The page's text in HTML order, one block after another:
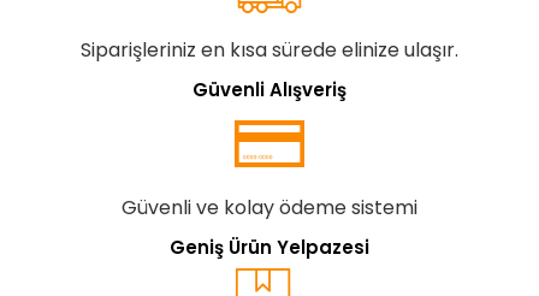
Siparişleriniz en kısa sürede elinize ulaşır.
Güvenli Alışveriş
Güvenli ve kolay ödeme sistemi
Geniş Ürün Yelpazesi